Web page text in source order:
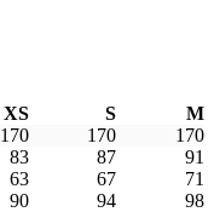
XS S
M
170 170
170
83 87
91
63 67
71
90 94 98